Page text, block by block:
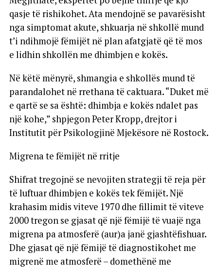
qasje të rishikohet. Ata mendojnë se pavarësisht
nga simptomat akute, shkuarja në shkollë mund
t’i ndihmojë fëmijët në plan afatgjatë që të mos
e lidhin shkollën me dhimbjen e kokës.
Në këtë mënyrë, shmangia e shkollës mund të
parandalohet në rrethana të caktuara. “Duket më
e qartë se sa është: dhimbja e kokës ndalet pas
një kohe,” shpjegon Peter Kropp, drejtor i
Institutit për Psikologjinë Mjekësore në Rostock.
Migrena te fëmijët në rritje
Shifrat tregojnë se nevojiten strategji të reja për
të luftuar dhimbjen e kokës tek fëmijët. Një
krahasim midis viteve 1970 dhe fillimit të viteve
2000 tregon se gjasat që një fëmijë të vuajë nga
migrena pa atmosferë (aur)a janë gjashtëfishuar.
Dhe gjasat që një fëmijë të diagnostikohet me
migrenë me atmosferë – domethënë me